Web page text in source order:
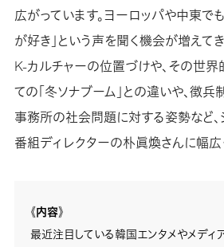
広がっています。ヨーロッパや中東で
が好き」という声を聞く機会が増えて
K-カルチャーの位置づけや、その世界
ての「冬ソナブーム」との違いや、徴
事務所の社会問題に対する姿勢など
番組ディレクターの朴眞煥さんに幅広
《内容》
最近注目している韓国エンタメやメディ